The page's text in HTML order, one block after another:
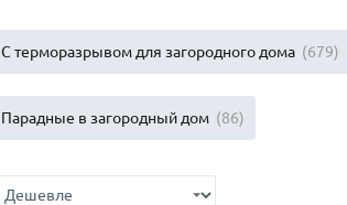
Для бани(42)
Для магазина(49)
В лифтовые холлы(23)
С терморазрывом для загородного дома (679)
Парадные в загородный дом (86)